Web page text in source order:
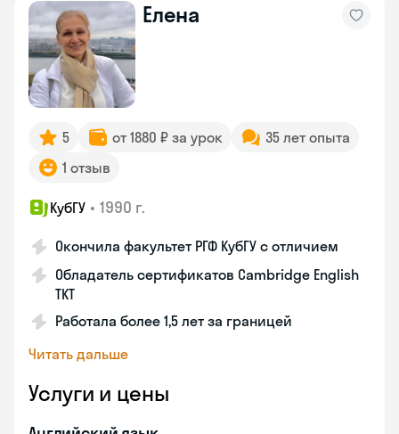
Елена
5 от 1880 ₽ за урок
35 лет опыта
1 отзыв
КубГУ • 1990 г.
Окончила факультет РГФ КубГУ с отличием
Обладатель сертификатов Cambridge English
TKT
Работала более 1,5 лет за границей
Читать дальше
Услуги и цены